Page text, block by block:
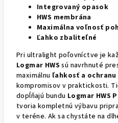
Integrovaný opasok
HWS membrána
Maximálna voľnosť
Ľahko zbaliteľné
Pri ultralight poľovníctve je
Logmar HWS sú navrhnuté
maximálnu ľahkosť a
kompromisov v praktickosti.
dopĺňajú bundu Logmar HWS
tvoria kompletnú výbavu
v teréne. Ak sa chystáte na